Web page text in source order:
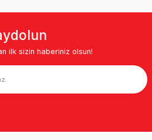
ilk sizin haberiniz olsun!